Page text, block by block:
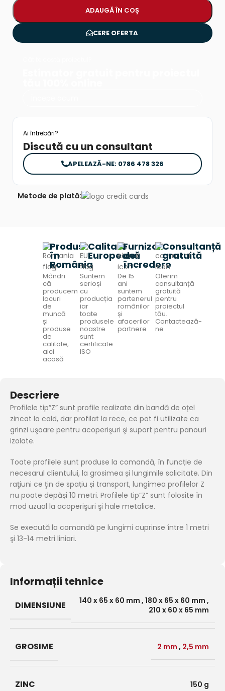
ADAUGĂ ÎN COȘ
CERE OFERTA
Ai întrebări?
Discută cu un consultant
APELEAZĂ-NE: 0786 478 326
Metode de plată:
Produs
în
România
Mândri
că
producem
locuri
de
muncă
și
produse
de
calitate,
aici
acasă
Calitate
Europeană
Suntem
serioși
cu
producția
iar
toate
produsele
noastre
sunt
certificate
ISO
Furnizor
de
încredere
De 15
ani
suntem
partenerul
românilor
și
afacerilor
partnere
Consultanță
gratuită
Oferim
consultanță
gratuită
pentru
proiectul
tău.
Contactează-
ne
Descriere
Profilele tip”Z” sunt profile realizate din bandă de oțel
zincat la cald, dar profilat la rece, ce pot fi utilizate ca
grinzi uşoare pentru acoperişuri şi suport pentru panouri
izolate.
Toate profilele sunt produse la comandă, în funcție de
necesarul clientului, la grosimea și lungimile solicitate. Din
raţiuni ce ţin de spațiu și transport, lungimea profilelor Z
nu poate depăși 10 metri. Profilele tip”Z” sunt folosite în
mod uzual la acoperişuri şi hale metalice.
Se execută la comandă pe lungimi cuprinse între 1 metri
şi 13-14 metri liniari.
Informații tehnice
DIMENSIUNE 140 x 65 x 60 mm , 180 x 65 x 60 mm ,
210 x 60 x 65 mm
GROSIME 2 mm , 2,5 mm
ZINC 150 g